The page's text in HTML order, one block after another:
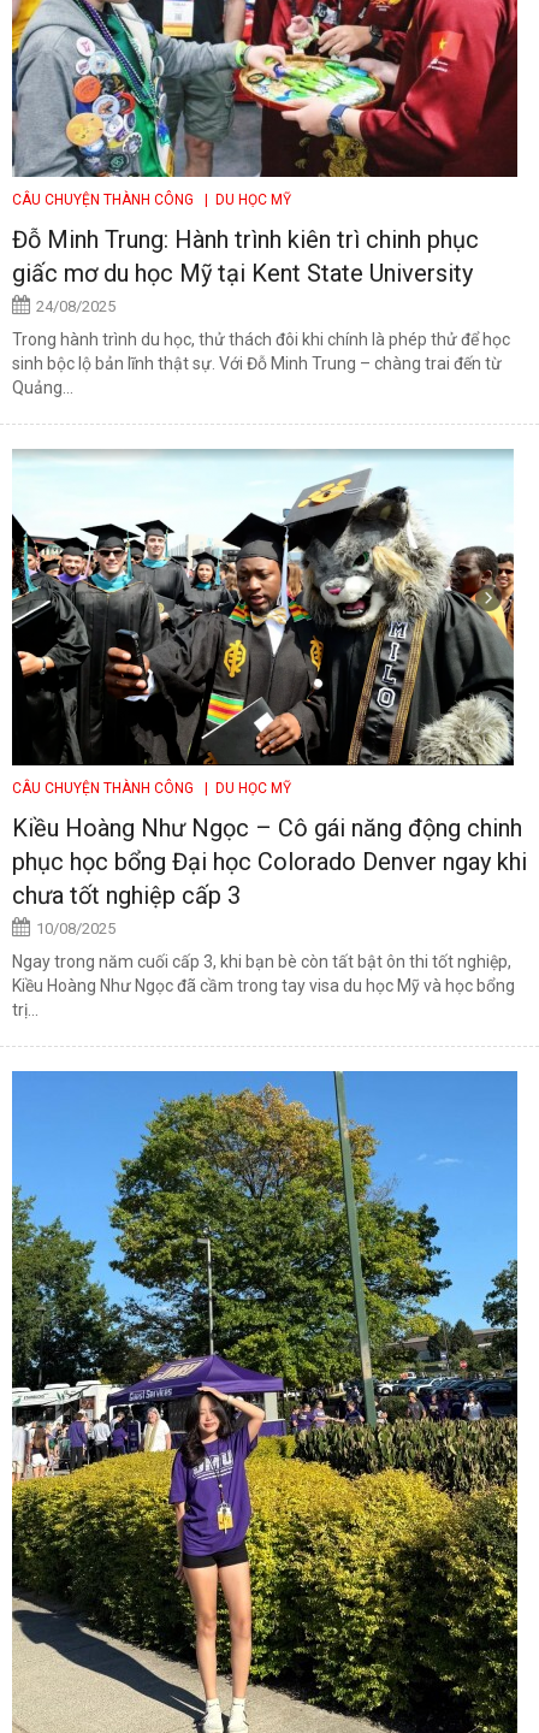
CÂU CHUYỆN THÀNH CÔNG | DU HỌC MỸ
Đỗ Minh Trung: Hành trình kiên trì chinh phục
giấc mơ du học Mỹ tại Kent State University
24/08/2025
Trong hành trình du học, thử thách đôi khi chính là phép thử để học
sinh bộc lộ bản lĩnh thật sự. Với Đỗ Minh Trung – chàng trai đến từ
Quảng...
CÂU CHUYỆN THÀNH CÔNG | DU HỌC MỸ
Kiều Hoàng Như Ngọc – Cô gái năng động chinh
phục học bổng Đại học Colorado Denver ngay khi
chưa tốt nghiệp cấp 3
10/08/2025
Ngay trong năm cuối cấp 3, khi bạn bè còn tất bật ôn thi tốt nghiệp,
Kiều Hoàng Như Ngọc đã cầm trong tay visa du học Mỹ và học bổng
trị...